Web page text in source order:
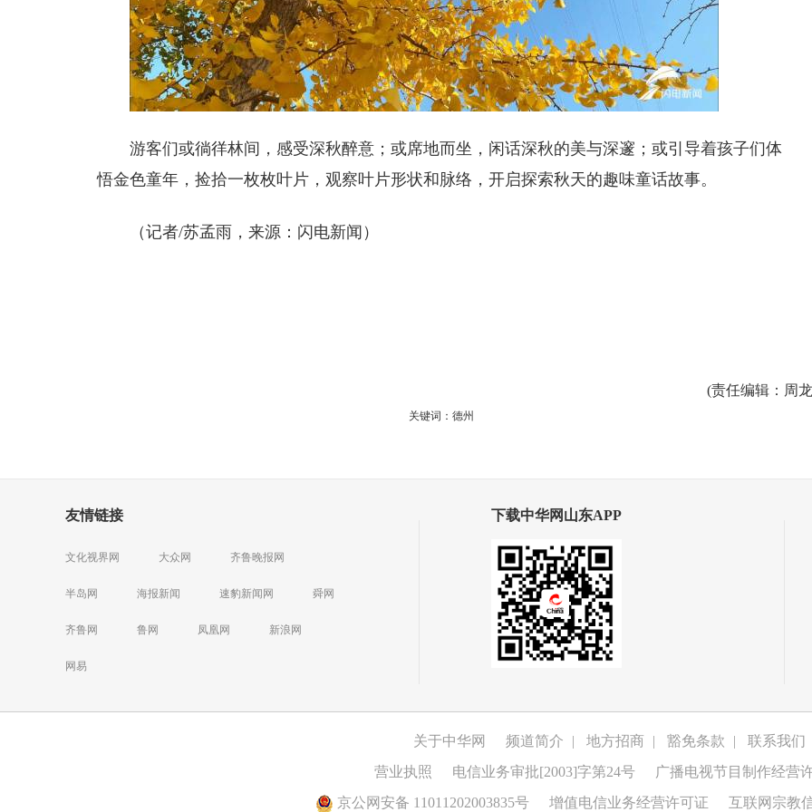
游客们或徜徉林间，感受深秋醉意；或席地而坐，闲话深秋的美与深邃；或引导着孩子们体
悟金色童年，捡拾一枚枚叶片，观察叶片形状和脉络，开启探索秋天的趣味童话故事。
（记者/苏孟雨 ， 来源：闪电新闻 ）
(责任编辑 ：周
关键词：德州
友情链接
文化视界网 大众网 齐鲁晚报网
半岛网 海报新闻 速豹新闻网 舜网
齐鲁网 鲁网 凤凰网 新浪网
网易
下载中华网山东APP
关于中华网 频道简介 | 地方招商 | 豁免条款 |
联系我们
营业执照
电信业务审批[2003]字第24号
广播电视节目制作经营
京公网安备 11011202003835号
增值电信业务经营许可证 互联网宗教